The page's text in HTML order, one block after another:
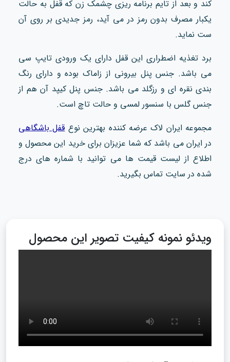
کند و بعد از تایم برنامه ریزی چشمک زن که قفل به حالت
یکبار مصرف بدون رمز در می آید، رمز جدیدی بر روی آن
ست نماید.
برد تغذیه اضطراری این قفل دارای یک ورودی تایپ سی
می باشد. جنس پنل بیرونی از زاماک بوده و دارای رنگ
بندی نقره ای و رزگلد می باشد. جنس پنل کیپد آن هم از
جنس گلس با سنسور لمسی و حالت تاچ است.
مجموعه ایران لاک عرضه کننده بهترین نوعقفل باشگاهی
در ایران می باشد که شما عزیزان برای خرید این محصول و
اطلاع از لیست قیمت ها می توانید با شماره های درج
شده در سایت تماس بگیرید.
ویدئو نمونه کیفیت تصویر این محصول